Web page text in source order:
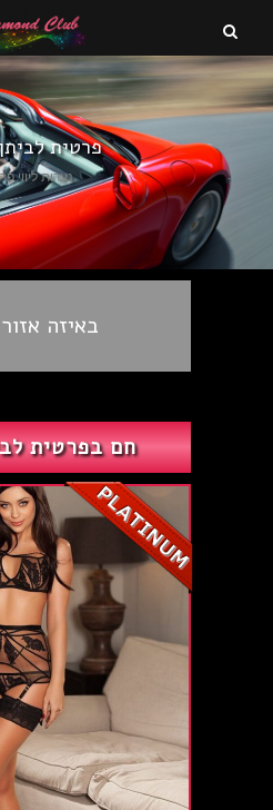
פרטית
נערות ליווי
באיזה
חם בפרטית